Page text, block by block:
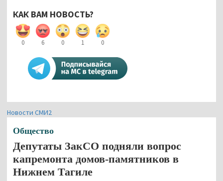
КАК ВАМ НОВОСТЬ?
0 6 0 1 0
Новости СМИ2
Общество
Депутаты ЗакСО подняли вопрос
капремонта домов-памятников в
Нижнем Тагиле